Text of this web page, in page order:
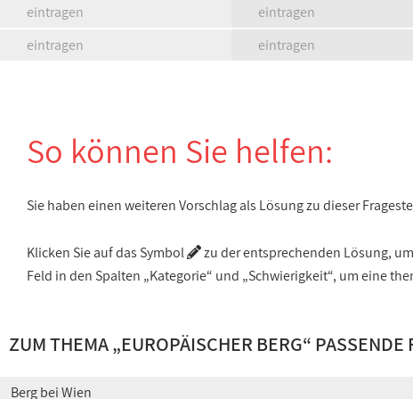
eintragen
eintragen
eintragen
eintragen
So können Sie helfen:
Sie haben einen weiteren Vorschlag als Lösung zu dieser
Klicken Sie auf das Symbol
zu der entsprechenden Lösung,
Feld in den Spalten „Kategorie“ und „Schwierigkeit“, um eine
ZUM THEMA „EUROPÄISCHER BERG“ PASSENDE
Berg bei Wien